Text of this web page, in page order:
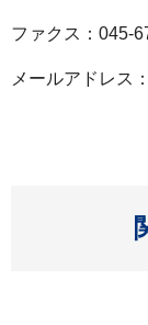
ファクス：045-
メールアドレス：